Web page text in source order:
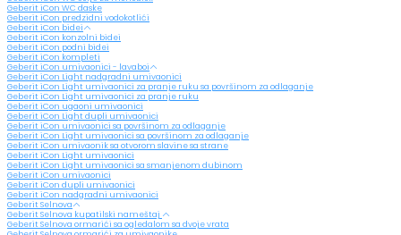
Geberit iCon WC daske
Geberit iCon predzidni vodokotlići
Geberit iCon bidei
Geberit iCon konzolni bidei
Geberit iCon podni bidei
Geberit iCon kompleti
Geberit iCon umivaonici - lavaboi
Geberit iCon Light nadgradni umivaonici
Geberit iCon Light umivaonici za pranje ruku sa površinom za odlaganje
Geberit iCon Light umivaonici za pranje ruku
Geberit iCon ugaoni umivaonici
Geberit iCon Light dupli umivaonici
Geberit iCon umivaonici sa površinom za odlaganje
Geberit iCon Light umivaonici sa površinom za odlaganje
Geberit iCon umivaonik sa otvorom slavine sa strane
Geberit iCon Light umivaonici
Geberit iCon Light umivaonici sa smanjenom dubinom
Geberit iCon umivaonici
Geberit iCon dupli umivaonici
Geberit iCon nadgradni umivaonici
Geberit Selnova
Geberit Selnova kupatilski nameštaj
Geberit Selnova ormarići sa ogledalom sa dvoje vrata